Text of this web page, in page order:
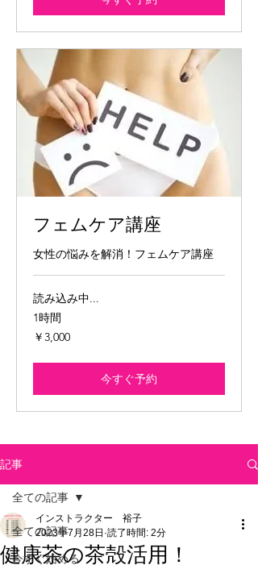
フェムケア講座
女性の悩みを解消！フェムケア講座
読み込み中...
1時間
3,000
円
￥3,000
今すぐ予約
記事
全ての記事
今すぐ始める
全ての記事
健康茶の茶殻活用！
インストラクター 裕子
2023年7月28日 読了時間: 2分